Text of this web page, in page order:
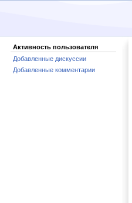
Активность пользователя
Добавленные дискуссии
Добавленные комментарии